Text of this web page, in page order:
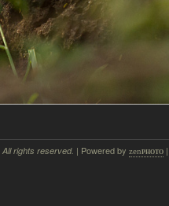
All rights reserved. | Powered by zenphoto|